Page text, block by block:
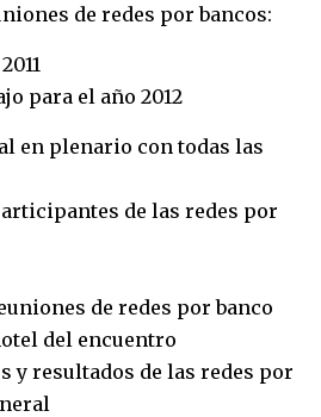
de redes por bancos:
para el año 2012
en plenario con todas las
de las redes por
de redes por banco
del encuentro
y resultados de las redes por